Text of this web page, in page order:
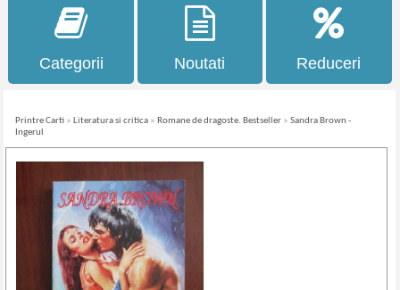
Categorii Noutati Reduceri
Printre Carti » Literatura si critica » Romane de dragoste. Bestseller »Sandra Brown -
Ingerul